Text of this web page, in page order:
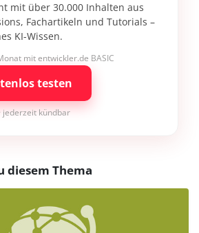
mit über 30.000 Inhalten aus
Fachartikeln und Tutorials –
KI-Wissen.
mit entwickler.de BASIC
testen
jederzeit kündbar
diesem Thema